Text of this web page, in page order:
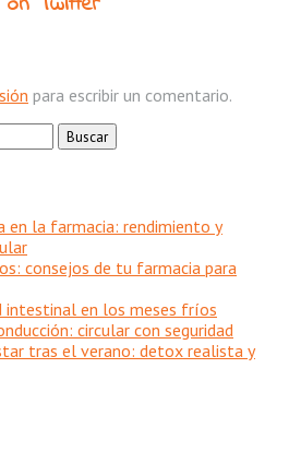
para escribir un comentario.
en la farmacia: rendimiento y
consejos de tu farmacia para
intestinal en los meses fríos
circular con seguridad
tras el verano: detox realista y